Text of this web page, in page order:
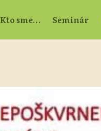
Kto sme… Seminár